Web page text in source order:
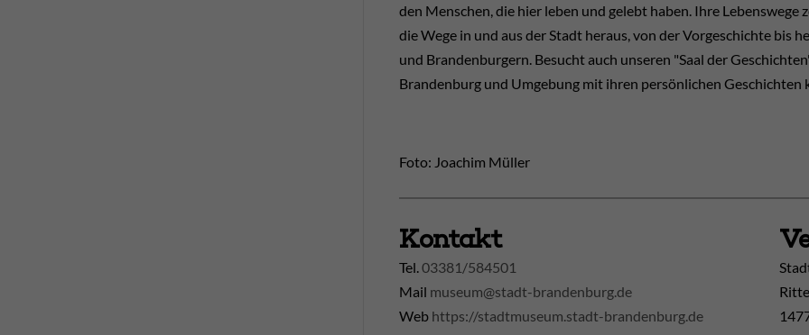
den Menschen, die hier leben und gelebt haben. Ihre
die Wege in und aus der Stadt heraus, von der Vorgeschichte bis
und Brandenburgern. Besucht auch unseren "Saal der
Brandenburg und Umgebung mit ihren persönlichen Geschichten
Foto: Joachim Müller
Kontakt
Tel. 03381/584501
Mail museum@stadt-brandenburg.de
Web https://stadtmuseum.stadt-brandenburg.de